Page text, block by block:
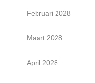
Februari 2028
Maart 2028
April 2028